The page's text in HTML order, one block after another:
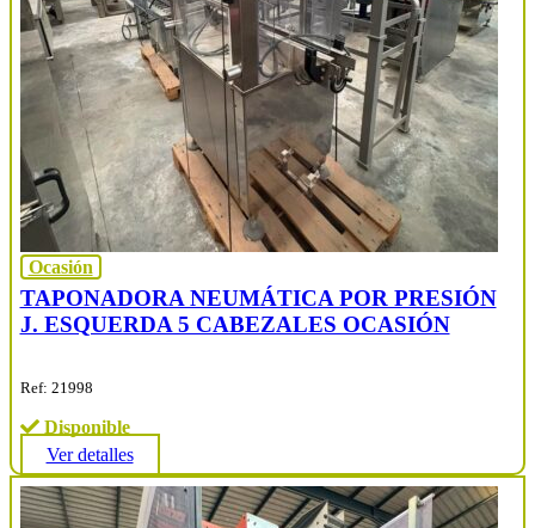
Ocasión
TAPONADORA NEUMÁTICA POR PRESIÓN
J. ESQUERDA 5 CABEZALES OCASIÓN
Ref: 21998
Disponible
Ver detalles